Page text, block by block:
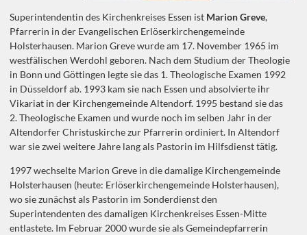
Superintendentin des Kirchenkreises Essen ist Marion Greve,
Pfarrerin in der Evangelischen Erlöserkirchengemeinde
Holsterhausen. Marion Greve wurde am 17. November 1965 im
westfälischen Werdohl geboren. Nach dem Studium der Theologie
in Bonn und Göttingen legte sie das 1. Theologische Examen 1992
in Düsseldorf ab. 1993 kam sie nach Essen und absolvierte ihr
Vikariat in der Kirchengemeinde Altendorf. 1995 bestand sie das
2. Theologische Examen und wurde noch im selben Jahr in der
Altendorfer Christuskirche zur Pfarrerin ordiniert. In Altendorf
war sie zwei weitere Jahre lang als Pastorin im Hilfsdienst tätig.
1997 wechselte Marion Greve in die damalige Kirchengemeinde
Holsterhausen (heute: Erlöserkirchengemeinde Holsterhausen),
wo sie zunächst als Pastorin im Sonderdienst den
Superintendenten des damaligen Kirchenkreises Essen-Mitte
entlastete. Im Februar 2000 wurde sie als Gemeindepfarrerin